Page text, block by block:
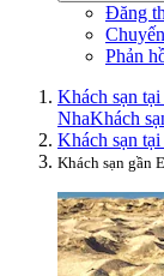
Đăng
Phản
Khách sạn
NhaKhách
Khách sạn
Khách sạn gần